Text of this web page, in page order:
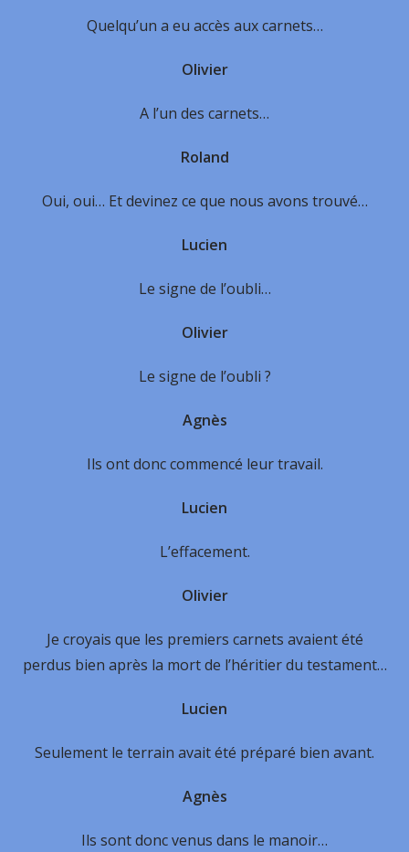
Quelqu’un a eu accès aux carnets…
Olivier
A l’un des carnets…
Roland
Oui, oui… Et devinez ce que nous avons trouvé…
Lucien
Le signe de l’oubli…
Olivier
Le signe de l’oubli ?
Agnès
Ils ont donc commencé leur travail.
Lucien
L’effacement.
Olivier
Je croyais que les premiers carnets avaient été
perdus bien après la mort de l’héritier du testament…
Lucien
Seulement le terrain avait été préparé bien avant.
Agnès
Ils sont donc venus dans le manoir…